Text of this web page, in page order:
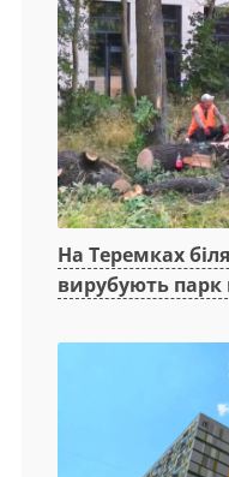
На Теремках
вирубують парк